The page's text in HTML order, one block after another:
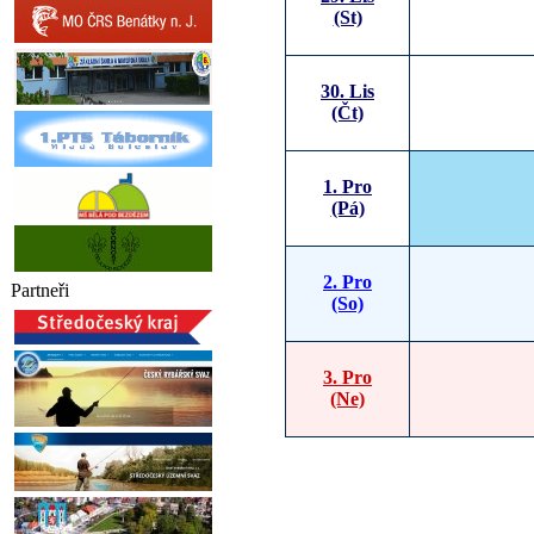
Partneři
(St)
30. Lis
(Čt)
1. Pro
(Pá)
2. Pro
(So)
3. Pro
(Ne)